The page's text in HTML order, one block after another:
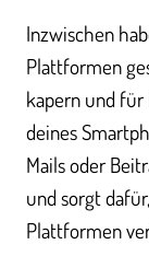
Inzwischen
Plattformen
kapern und für
deines
Mails oder
und sorgt
Plattformen